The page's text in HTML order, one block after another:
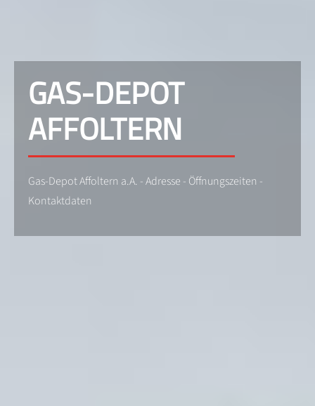
GAS-DEPOT
AFFOLTERN
Gas-Depot Affoltern a.A. - Adresse - Öffnungszeiten -
Kontaktdaten